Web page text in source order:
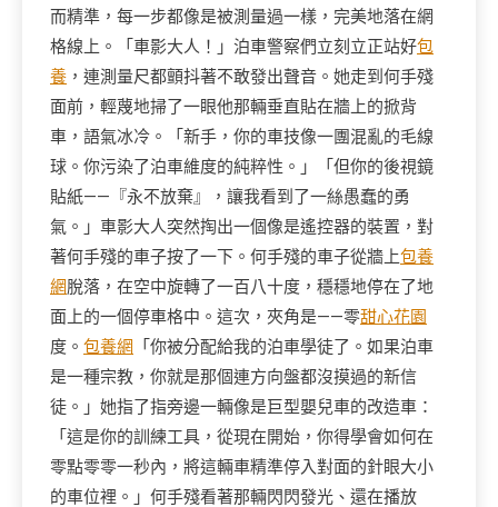
而精準，每一步都像是被測量過一樣，完美地落在網
格線上。「車影大人！」泊車警察們立刻立正站好包
養 ，連測量尺都顫抖著不敢發出聲音。她走到何手殘
面前，輕蔑地掃了一眼他那輛垂直貼在牆上的掀背
車，語氣冰冷。「新手，你的車技像一團混亂的毛線
球。你污染了泊車維度的純粹性。」「但你的後視鏡
貼紙——『永不放棄』，讓我看到了一絲愚蠢的勇
氣。」車影大人突然掏出一個像是遙控器的裝置，對
著何手殘的車子按了一下。何手殘的車子從牆上包養
網脫落，在空中旋轉了一百八十度，穩穩地停在了地
面上的一個停車格中。這次，夾角是——零甜心花園
度。 包養網
「你被分配給我的泊車學徒了。如果泊車
是一種宗教，你就是那個連方向盤都沒摸過的新信
徒。」她指了指旁邊一輛像是巨型嬰兒車的改造車：
「這是你的訓練工具，從現在開始，你得學會如何在
零點零零一秒內，將這輛車精準停入對面的針眼大小
的車位裡。」何手殘看著那輛閃閃發光、還在播放